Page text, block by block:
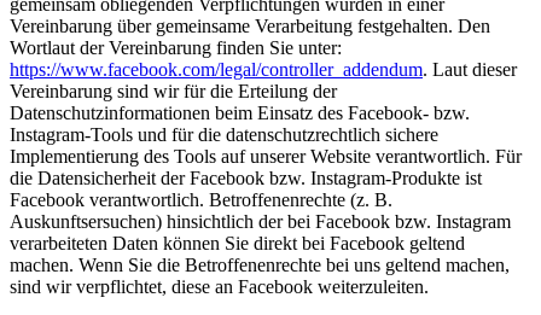
gemeinsam obliegenden Verpflichtungen wurden in einer
Vereinbarung über gemeinsame Verarbeitung festgehalten. Den
Wortlaut der Vereinbarung finden Sie unter:
https://www.facebook.com/legal/controller_addendum. Laut dieser
Vereinbarung sind wir für die Erteilung der
Datenschutzinformationen beim Einsatz des Facebook- bzw.
Instagram-Tools und für die datenschutzrechtlich sichere
Implementierung des Tools auf unserer Website verantwortlich. Für
die Datensicherheit der Facebook bzw. Instagram-Produkte ist
Facebook verantwortlich. Betroffenenrechte (z. B.
Auskunftsersuchen) hinsichtlich der bei Facebook bzw. Instagram
verarbeiteten Daten können Sie direkt bei Facebook geltend
machen. Wenn Sie die Betroffenenrechte bei uns geltend machen,
sind wir verpflichtet, diese an Facebook weiterzuleiten.